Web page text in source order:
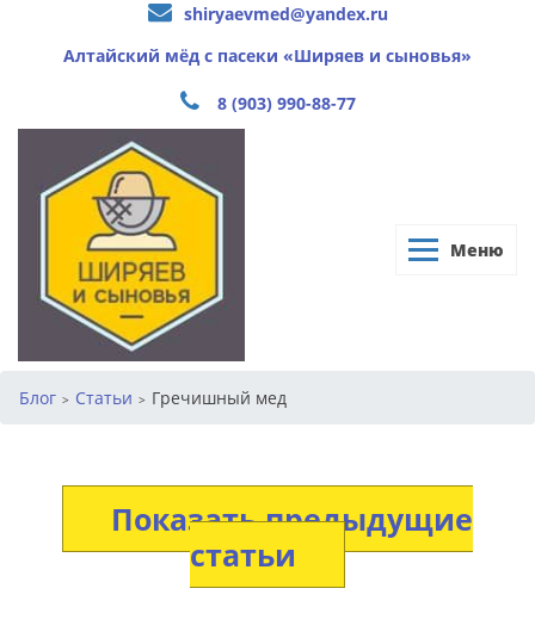
shiryaevmed@yandex.ru
Алтайский мёд с пасеки «Ширяев и сыновья»
8 (903) 990-88-77
Меню
Блог > Статьи > Гречишный мед
Показать предыдущие
статьи